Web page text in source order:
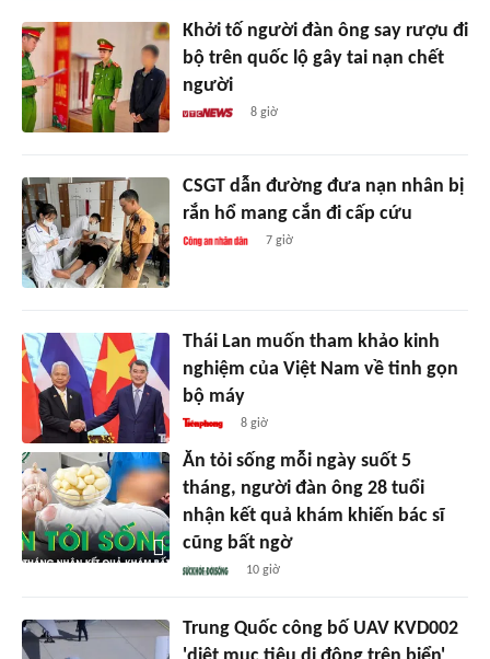
Khởi tố người đàn ông say rượu đi
bộ trên quốc lộ gây tai nạn chết
người
8 giờ
CSGT dẫn đường đưa nạn nhân bị
rắn hổ mang cắn đi cấp cứu
7 giờ
Thái Lan muốn tham khảo kinh
nghiệm của Việt Nam về tinh gọn
bộ máy
8 giờ
Ăn tỏi sống mỗi ngày suốt 5
tháng, người đàn ông 28 tuổi
nhận kết quả khám khiến bác sĩ
cũng bất ngờ
10 giờ
Trung Quốc công bố UAV KVD002